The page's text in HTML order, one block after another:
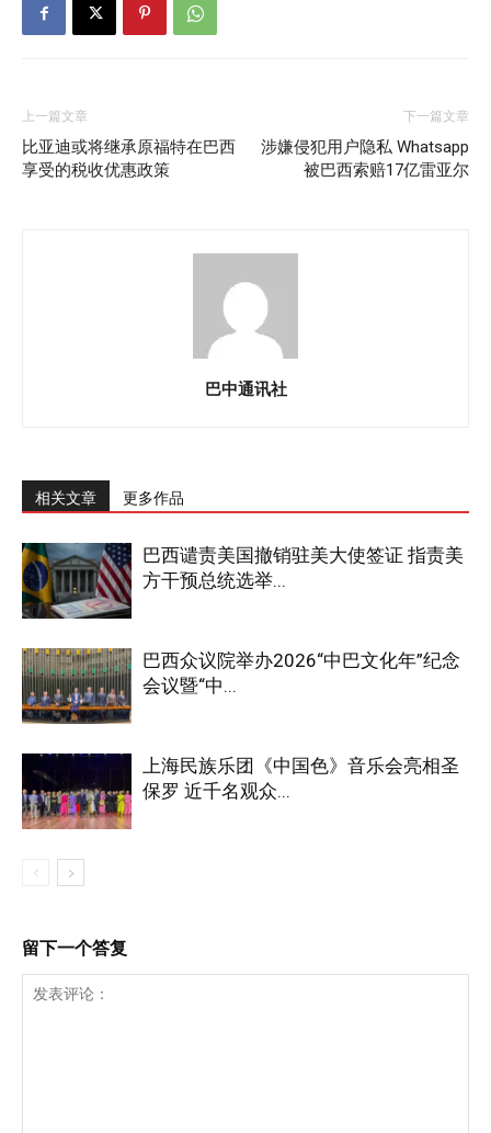
上一篇文章
比亚迪或将继承原福特在巴西
享受的税收优惠政策
下一篇文章
涉嫌侵犯用户隐私 Whatsapp
被巴西索赔17亿雷亚尔
巴中通讯社
相关文章 更多作品
巴西谴责美国撤销驻美大使签证 指责美
方干预总统选举...
巴西众议院举办2026“中巴文化年”纪念
会议暨“中...
上海民族乐团《中国色》音乐会亮相圣
保罗 近千名观众...
留下一个答复